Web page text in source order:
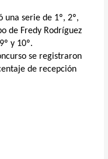
una serie de 1º, 2º,
de Fredy Rodríguez
y 10º.
se registraron
de recepción